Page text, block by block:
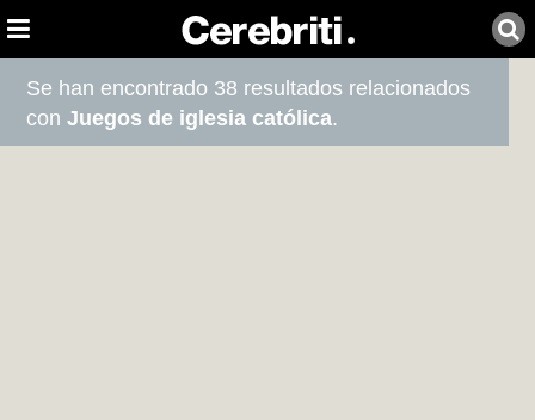
Se han encontrado 38 resultados relacionados
conJuegos de iglesia católica.